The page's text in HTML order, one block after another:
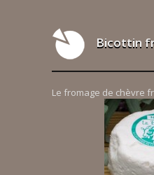
Bicottin
Le fromage de chèvre